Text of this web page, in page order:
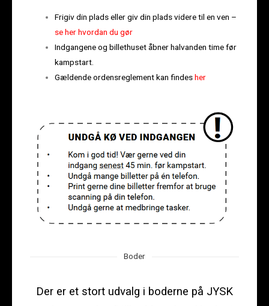
Frigiv din plads eller giv din plads videre til en ven –
se her hvordan du gør
Indgangene og billethuset åbner halvanden time før
kampstart.
Gældende ordensreglement kan findesher
Boder
Der er et stort udvalg i boderne på JYSK